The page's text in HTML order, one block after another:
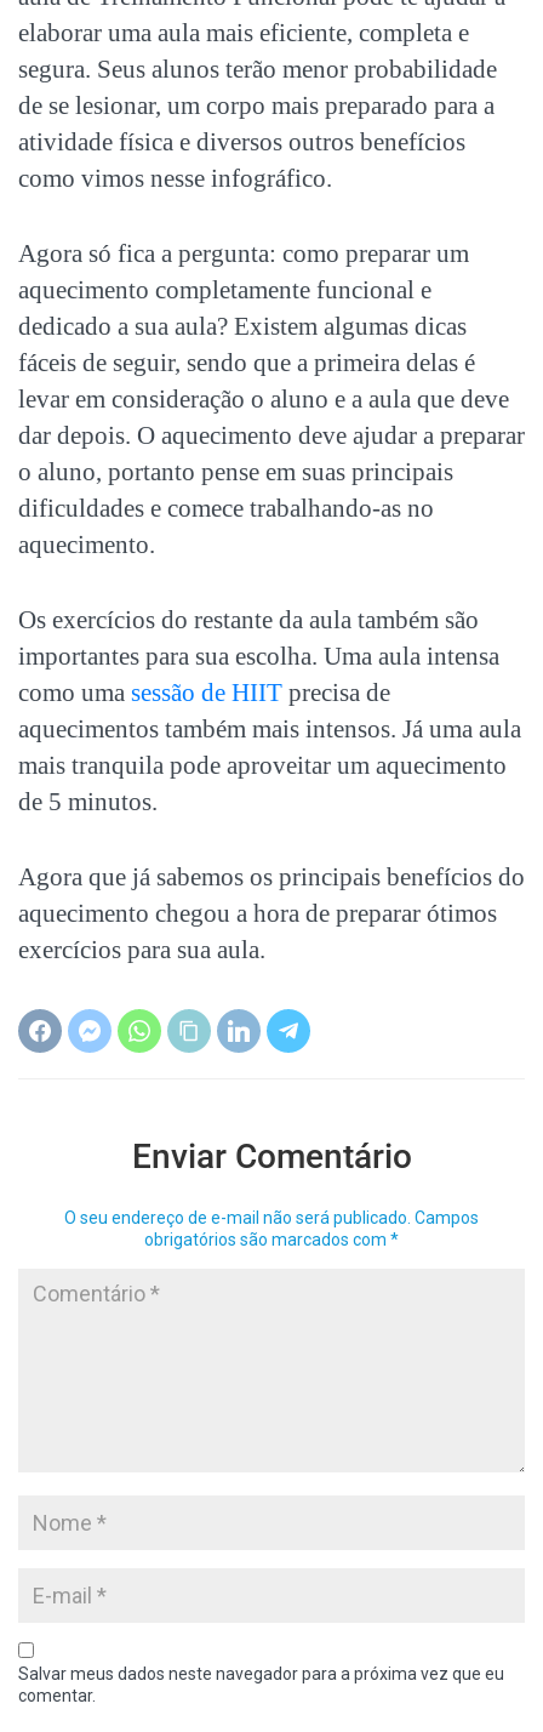
elaborar uma aula mais eficiente, completa e
segura. Seus alunos terão menor probabilidade
de se lesionar, um corpo mais preparado para a
atividade física e diversos outros benefícios
como vimos nesse infográfico.
Agora só fica a pergunta: como preparar um
aquecimento completamente funcional e
dedicado a sua aula? Existem algumas dicas
fáceis de seguir, sendo que a primeira delas é
levar em consideração o aluno e a aula que deve
dar depois. O aquecimento deve ajudar a preparar
o aluno, portanto pense em suas principais
dificuldades e comece trabalhando-as no
aquecimento.
Os exercícios do restante da aula também são
importantes para sua escolha. Uma aula intensa
como uma sessão de HIIT precisa de
aquecimentos também mais intensos. Já uma aula
mais tranquila pode aproveitar um aquecimento
de 5 minutos.
Agora que já sabemos os principais benefícios do
aquecimento chegou a hora de preparar ótimos
exercícios para sua aula.
Enviar Comentário
O seu endereço de e-mail não será publicado. Campos
obrigatórios são marcados com *
Salvar meus dados neste navegador para a próxima vez que eu
comentar.